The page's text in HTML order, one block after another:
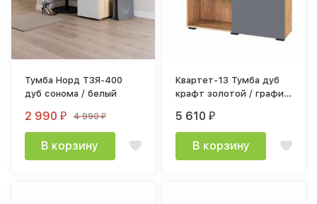
Тумба Норд Т3Я-400
дуб сонома / белый
2 990₽ 4 990₽
В корзину
Квартет-13 Тумба дуб
крафт золотой / графит
5 610₽
В корзину